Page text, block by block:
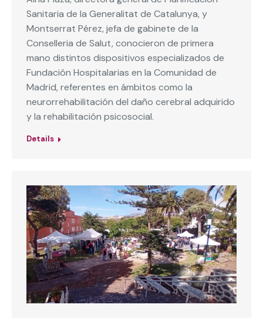
Sanitaria de la Generalitat de Catalunya, y
Montserrat Pérez, jefa de gabinete de la
Conselleria de Salut, conocieron de primera
mano distintos dispositivos especializados de
Fundación Hospitalarias en la Comunidad de
Madrid, referentes en ámbitos como la
neurorrehabilitación del daño cerebral adquirido
y la rehabilitación psicosocial.
Details